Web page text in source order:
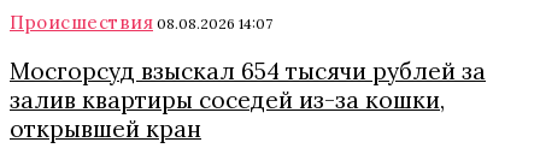
Происшествия 08.08.2026 14:07
Мосгорсуд взыскал 654 тысячи рублей за
залив квартиры соседей из-за кошки,
открывшей кран